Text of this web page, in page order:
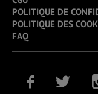
POLITIQUE DE
POLITIQUE DES
FAQ